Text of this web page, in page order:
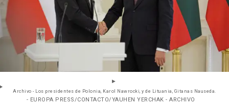
Archivo - Los presidentes de Polonia, Karol Nawrocki, y de Lituania, Gitanas Nauseda.
- EUROPA PRESS/CONTACTO/YAUHEN YERCHAK - ARCHIVO